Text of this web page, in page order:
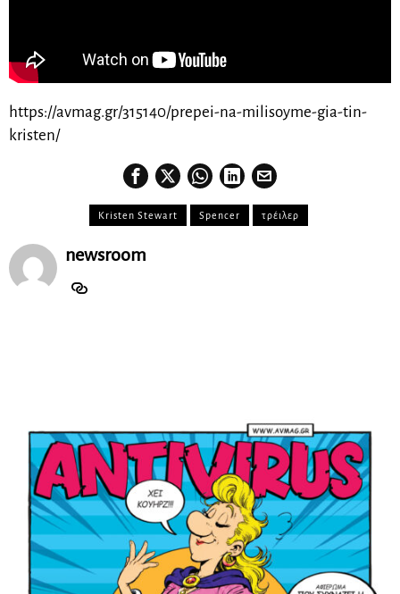
https://avmag.gr/315140/prepei-na-milisoyme-gia-tin-
kristen/
Kristen Stewart Spencer τρέιλερ
newsroom